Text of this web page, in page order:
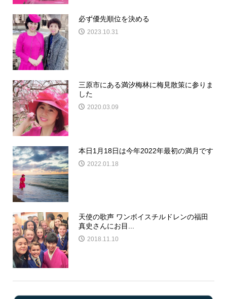
必ず優先順位を決める
2023.10.31
三原市にある満汐梅林に梅見散策に参りま
した
2020.03.09
本日1月18日は今年2022年最初の満月です
2022.01.18
天使の歌声 ワンボイスチルドレンの福田
真史さんにお目...
2018.11.10